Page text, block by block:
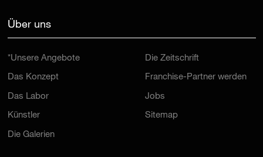
Über uns
*Unsere Angebote
Das Konzept
Das Labor
Künstler
Die Galerien
Die Zeitschrift
Franchise-Partner werden
Jobs
Sitemap